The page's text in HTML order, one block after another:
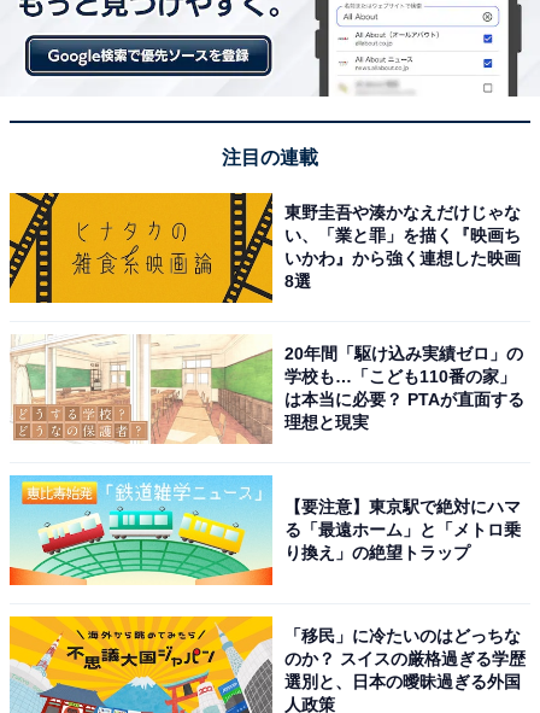
4万8000人が選ぶ「移住先で人気の都道府県」
ランキング！ 2位「鹿児島県」を抑えた1位は？
注目の連載
東野圭吾や湊かなえだけじゃな
い、「業と罪」を描く『映画ち
いかわ』から強く連想した映画
8選
20年間「駆け込み実績ゼロ」の
学校も…「こども110番の家」
は本当に必要？ PTAが直面する
理想と現実
【要注意】東京駅で絶対にハマ
る「最遠ホーム」と「メトロ乗
り換え」の絶望トラップ
「移民」に冷たいのはどっちな
のか？ スイスの厳格過ぎる学歴
選別と、日本の曖昧過ぎる外国
人政策